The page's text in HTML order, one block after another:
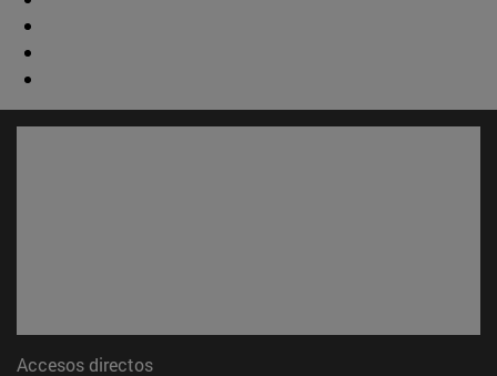
Accesos directos